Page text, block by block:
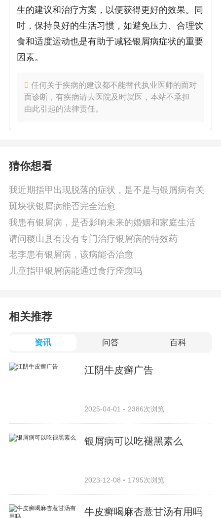
生的建议和治疗方案，以便获得更好的效果。同
时，保持良好的生活习惯，如避免压力、合理饮
食和适度运动也是有助于减轻银屑病症状的重要
因素。
任何关于疾病的建议都不能替代执业医师的面对
面诊断，有疾病请去医院及时就医，本站不承担
由此引起的法律责任。
猜你想看
我近期指甲出现脱落的症状，是不是与银屑病有关
斑块状银屑病能否完全治愈
我患有银屑病，是否影响未来的婚姻和家庭生活
请问稷山县有没有专门治疗银屑病的特效药
老李患有银屑病，该病能否治愈
儿童指甲银屑病能通过食疗痊愈吗
相关推荐
资讯 问答 百科
江阴牛皮癣广告
2025-04-01 2386次浏览
银屑病可以吃褪黑素么
2023-12-08 1795次浏览
牛皮癣喝麻杏薏甘汤有用吗